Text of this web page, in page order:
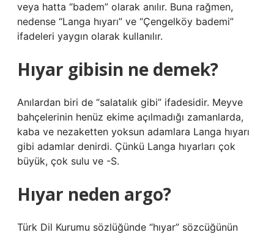
veya hatta “badem” olarak anılır. Buna rağmen,
nedense “Langa hıyarı” ve “Çengelköy bademi”
ifadeleri yaygın olarak kullanılır.
Hıyar gibisin ne demek?
Anılardan biri de “salatalık gibi” ifadesidir. Meyve
bahçelerinin henüz ekime açılmadığı zamanlarda,
kaba ve nezaketten yoksun adamlara Langa hıyarı
gibi adamlar denirdi. Çünkü Langa hıyarları çok
büyük, çok sulu ve -S.
Hıyar neden argo?
Türk Dil Kurumu sözlüğünde “hıyar” sözcüğünün